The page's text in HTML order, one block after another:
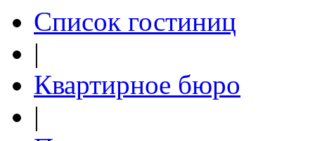
Список гостиниц
|
Квартирное бюро
|